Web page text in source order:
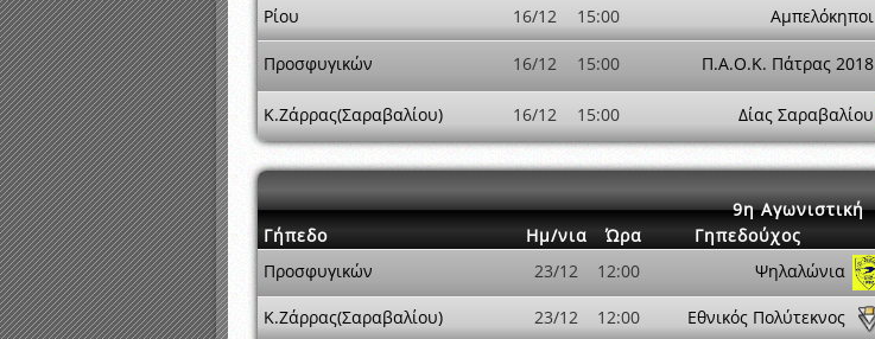
Ρίου 16/12 15:00 Αμπελόκηποι
Προσφυγικών 16/12 15:00 Π.Α.Ο.Κ. Πάτρας 2018
Κ.Ζάρρας(Σαραβαλίου) 16/12 15:00 Δίας Σαραβαλίου
9η Αγωνιστική
Γήπεδο
Ημ/νια Ώρα Γηπεδούχος
Προσφυγικών
23/12 12:00 Ψηλαλώνια
Κ.Ζάρρας(Σαραβαλίου) 23/12 12:00 Εθνικός Πολύτεκνος